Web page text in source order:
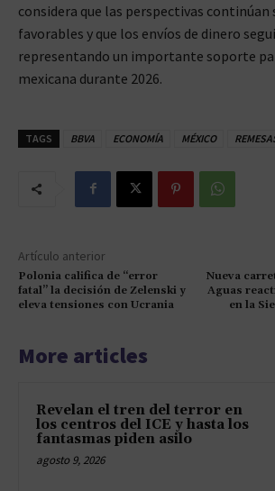
considera que las perspectivas continúan
favorables y que los envíos de dinero
representando un importante soporte
mexicana durante 2026.
TAGS BBVA ECONOMÍA MÉXICO
Artículo anterior
Polonia califica de “error
fatal” la decisión de Zelenski y
eleva tensiones con Ucrania
Nueva
Aguas
en la
More articles
Revelan el tren del terror en
los centros del ICE y hasta los
fantasmas piden asilo
agosto 9, 2026